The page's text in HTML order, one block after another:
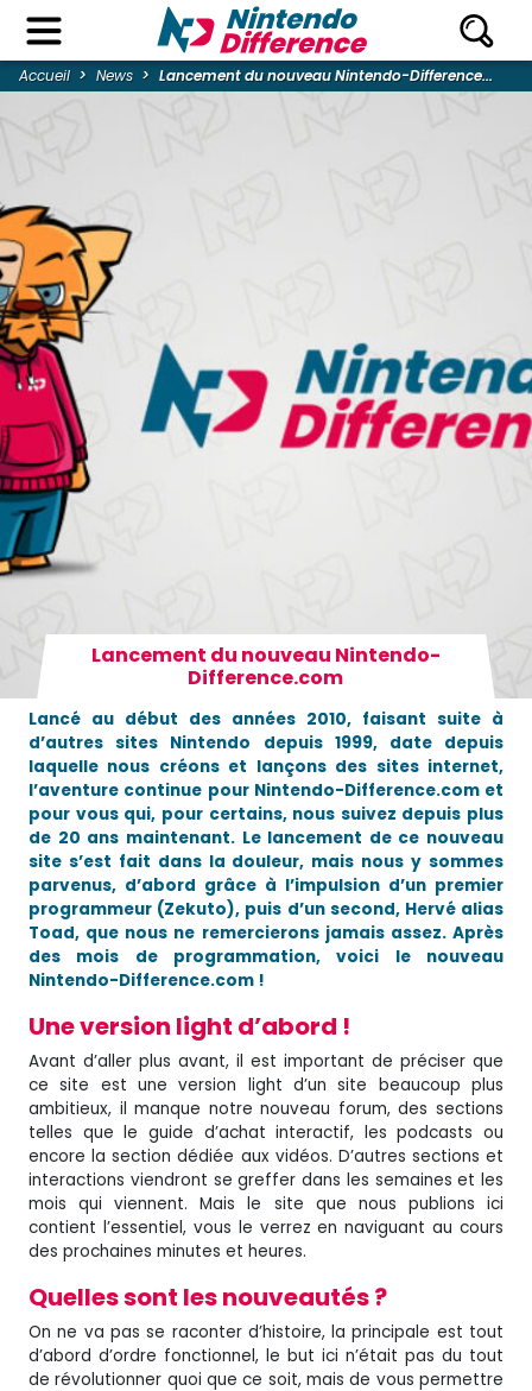
Accueil News Lancement du nouveau Nintendo-Difference...
Lancement du nouveau Nintendo-
Difference.com
Lancé au début des années 2010, faisant suite à
d’autres sites Nintendo depuis 1999, date depuis
laquelle nous créons et lançons des sites internet,
l’aventure continue pour Nintendo-Difference.com et
pour vous qui, pour certains, nous suivez depuis plus
de 20 ans maintenant. Le lancement de ce nouveau
site s’est fait dans la douleur, mais nous y sommes
parvenus, d’abord grâce à l’impulsion d’un premier
programmeur (Zekuto), puis d’un second, Hervé alias
Toad, que nous ne remercierons jamais assez. Après
des mois de programmation, voici le nouveau
Nintendo-Difference.com !
Une version light d’abord !
Avant d’aller plus avant, il est important de préciser que
ce site est une version light d’un site beaucoup plus
ambitieux, il manque notre nouveau forum, des sections
telles que le guide d’achat interactif, les podcasts ou
encore la section dédiée aux vidéos. D’autres sections et
interactions viendront se greffer dans les semaines et les
mois qui viennent. Mais le site que nous publions ici
contient l’essentiel, vous le verrez en naviguant au cours
des prochaines minutes et heures.
Quelles sont les nouveautés ?
On ne va pas se raconter d’histoire, la principale est tout
d’abord d’ordre fonctionnel, le but ici n’était pas du tout
de révolutionner quoi que ce soit, mais de vous permettre